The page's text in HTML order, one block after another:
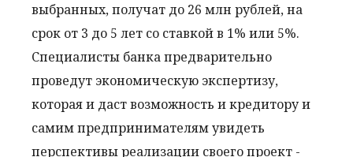
выбранных, получат до 26 млн рублей, на
срок от 3 до 5 лет со ставкой в 1% или 5%.
Специалисты банка предварительно
проведут экономическую экспертизу,
которая и даст возможность и кредитору и
самим предпринимателям увидеть
перспективы реализации своего проект -